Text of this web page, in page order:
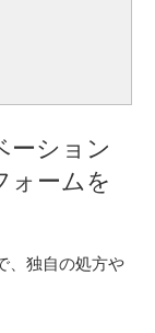
ーション
ォームを
、独自の処方や